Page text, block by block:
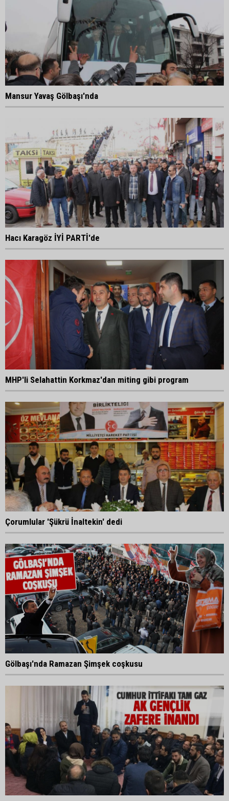
Mansur Yavaş Gölbaşı'nda
Hacı Karagöz İYİ PARTİ'de
MHP'li Selahattin Korkmaz'dan miting gibi program
Çorumlular 'Şükrü İnaltekin' dedi
Gölbaşı'nda Ramazan Şimşek coşkusu